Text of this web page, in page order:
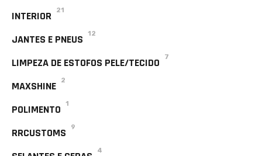
INTERIOR 21
JANTES E PNEUS 12
LIMPEZA DE ESTOFOS PELE/TECIDO 7
MAXSHINE 2
POLIMENTO 1
RRCUSTOMS 9
4